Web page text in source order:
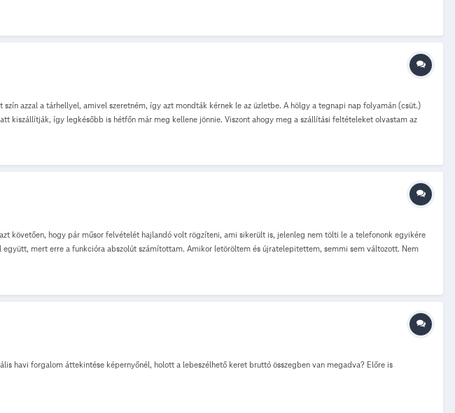
azzal a tárhellyel, amivel szeretném, így azt mondták kérnek le az üzletbe. A hölgy a tegnapi nap folyamán (csüt.)
kiszállítják, így legkésőbb is hétfőn már meg kellene jönnie. Viszont ahogy meg a szállítási feltételeket olvastam az
követően, hogy pár műsor felvételét hajlandó volt rögzíteni, ami sikerült is, jelenleg nem tölti le a telefononk egyikére
mert erre a funkcióra abszolút számítottam. Amikor letöröltem és újratelepitettem, semmi sem változott. Nem
havi forgalom áttekintése képernyőnél, holott a lebeszélhető keret bruttó összegben van megadva? Előre is